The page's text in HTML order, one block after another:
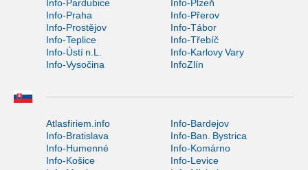
Info-Pardubice
Info-Plzeň
Info-Praha
Info-Přerov
Info-Prostějov
Info-Tábor
Info-Teplice
Info-Třebíč
Info-Ústí n.L.
Info-Karlovy Vary
Info-Vysočina
InfoZlín
Atlasfiriem.info
Info-Bardejov
Info-Bratislava
Info-Ban. Bystrica
Info-Humenné
Info-Komárno
Info-Košice
Info-Levice